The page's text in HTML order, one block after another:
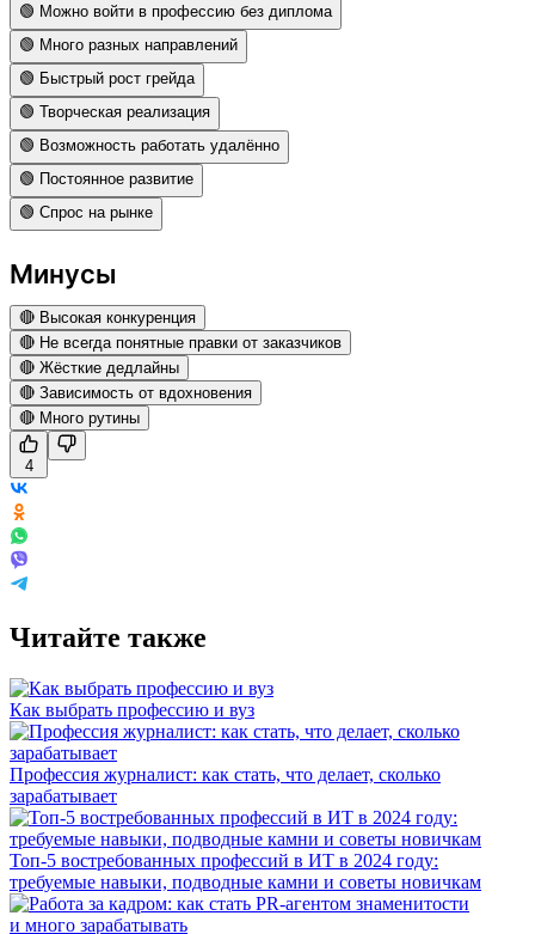
🟢 Можно войти в профессию без диплома
🟢 Много разных направлений
🟢 Быстрый рост грейда
🟢 Творческая реализация
🟢 Возможность работать удалённо
🟢 Постоянное развитие
🟢 Спрос на рынке
Минусы
🔴 Высокая конкуренция
🔴 Не всегда понятные правки от заказчиков
🔴 Жёсткие дедлайны
🔴 Зависимость от вдохновения
🔴 Много рутины
4
Читайте также
Как выбрать профессию и вуз
Профессия журналист: как стать, что делает, сколько
зарабатывает
Топ-5 востребованных профессий в ИТ в 2024 году:
требуемые навыки, подводные камни и советы новичкам